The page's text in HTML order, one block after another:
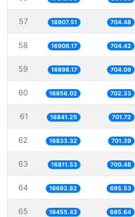
57 16907.51 704.48
58 16906.17 704.42
59 16898.17 704.09
60 16856.02 702.33
61 16841.25 701.72
62 16833.32 701.39
63 16811.53 700.48
64 16692.82 695.53
65 16455.43 685.64